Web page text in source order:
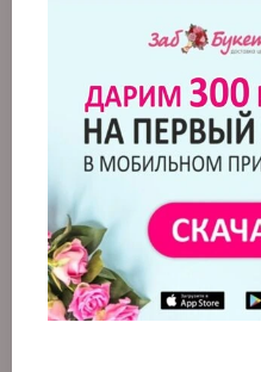
Конфеты "Raffaello"
1 990